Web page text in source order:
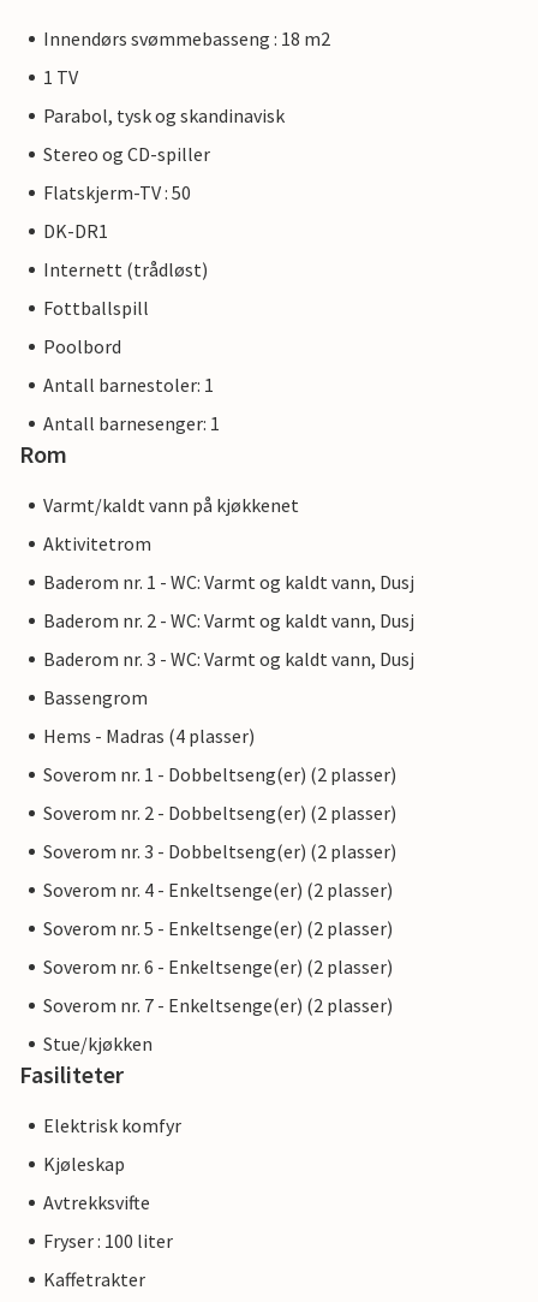
Innendørs svømmebasseng : 18 m2
1 TV
Parabol, tysk og skandinavisk
Stereo og CD-spiller
Flatskjerm-TV : 50
DK-DR1
Internett (trådløst)
Fottballspill
Poolbord
Antall barnestoler: 1
Antall barnesenger: 1
Rom
Varmt/kaldt vann på kjøkkenet
Aktivitetrom
Baderom nr. 1 - WC: Varmt og kaldt vann, Dusj
Baderom nr. 2 - WC: Varmt og kaldt vann, Dusj
Baderom nr. 3 - WC: Varmt og kaldt vann, Dusj
Bassengrom
Hems - Madras (4 plasser)
Soverom nr. 1 - Dobbeltseng(er) (2 plasser)
Soverom nr. 2 - Dobbeltseng(er) (2 plasser)
Soverom nr. 3 - Dobbeltseng(er) (2 plasser)
Soverom nr. 4 - Enkeltsenge(er) (2 plasser)
Soverom nr. 5 - Enkeltsenge(er) (2 plasser)
Soverom nr. 6 - Enkeltsenge(er) (2 plasser)
Soverom nr. 7 - Enkeltsenge(er) (2 plasser)
Stue/kjøkken
Fasiliteter
Elektrisk komfyr
Kjøleskap
Avtrekksvifte
Fryser : 100 liter
Kaffetrakter